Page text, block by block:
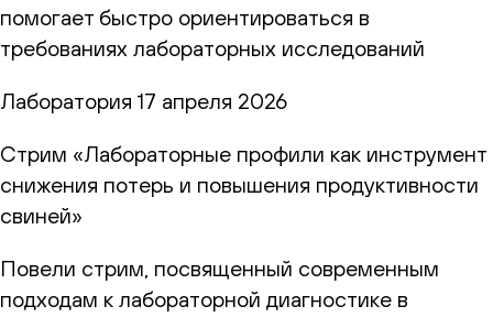
помогает быстро ориентироваться в
требованиях лабораторных исследований
Лаборатория 17 апреля 2026
Стрим «Лабораторные профили как инструмент
снижения потерь и повышения продуктивности
свиней»
Повели стрим, посвященный современным
подходам к лабораторной диагностике в